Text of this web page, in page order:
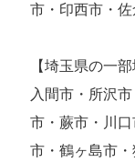
市・印西市・
【埼玉県の一部
入間市・所沢
市・蕨市・川
市・鶴ヶ島市